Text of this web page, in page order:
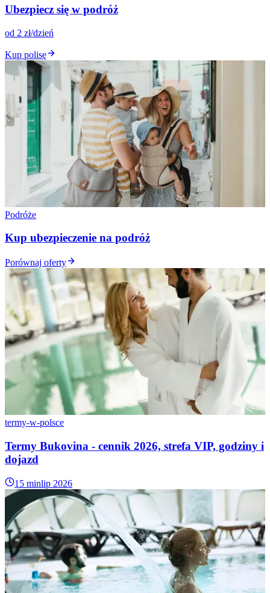
Ubezpiecz się w podróż
od 2 zł/dzień
Kup polisę
Podróże
Kup ubezpieczenie na podróż
Porównaj oferty
termy-w-polsce
Termy Bukovina - cennik 2026, strefa VIP, godziny i
dojazd
15 minlip 2026